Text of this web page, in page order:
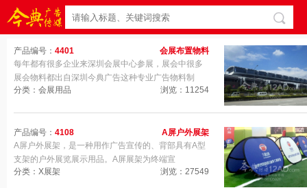
产品编号： 4401
会展布置物料
每年都有很多企业来深圳会展中心参展，展会中很多
展会物料都出自深圳今典广告这种专业广告物料制
分类：会展用品
浏览：11254
产品编号： 4108
A屏户外展架
A屏户外展架，是一种用作广告宣传的、背部具有A型
支架的户外展览展示用品。A屏展架为终端宣
分类：X展架
浏览：27549